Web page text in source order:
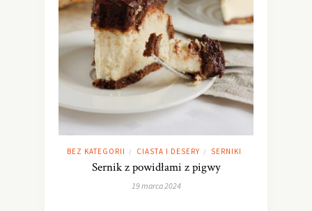
BEZ KATEGORII / CIASTA I DESERY / SERNIKI
Sernik z powidłami z pigwy
19 marca 2024